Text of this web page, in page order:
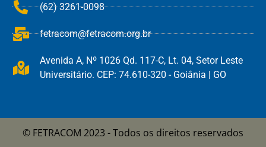
(62) 3261-0098
fetracom@fetracom.org.br
Avenida A, Nº 1026 Qd. 117-C, Lt. 04, Setor Leste
Universitário. CEP: 74.610-320 - Goiânia | GO
© FETRACOM 2023 - Todos os direitos reservados